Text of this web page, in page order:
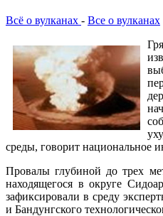
Всё о вулканах - Все о вулканах
среды, говорит национальное
Провалы глубиной до трех
находящегося в округе
зафиксировали в среду
и Бандунгского